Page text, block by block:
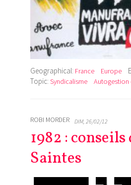
Geographical: France Europe
Topic: Syndicalisme Autogestion
ROBI MORDER DIM, 26/02/12
1982 :
Saintes